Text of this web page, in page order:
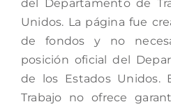
del Departamento de
Unidos. La página fue
de fondos y no
posición oficial del
de los Estados Unidos.
Trabajo no ofrece